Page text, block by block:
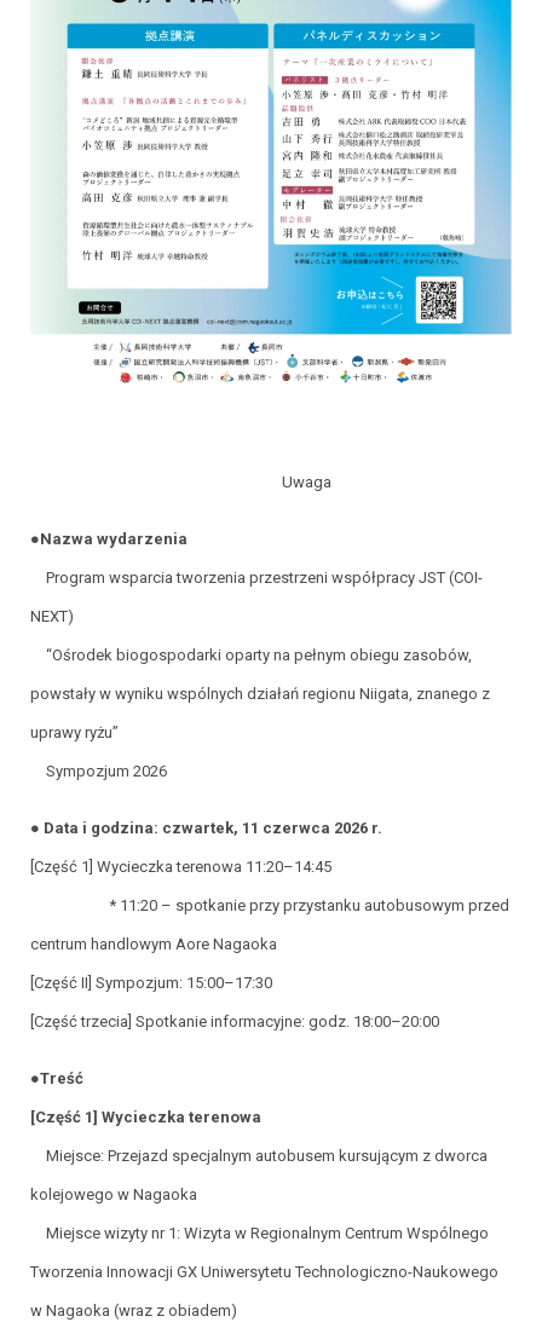
Uwaga
●Nazwa wydarzenia
Program wsparcia tworzenia przestrzeni współpracy JST (COI-
NEXT)
“Ośrodek biogospodarki oparty na pełnym obiegu zasobów,
powstały w wyniku wspólnych działań regionu Niigata, znanego z
uprawy ryżu”
Sympozjum 2026
● Data i godzina: czwartek, 11 czerwca 2026 r.
[Część 1] Wycieczka terenowa 11:20–14:45
* 11:20 – spotkanie przy przystanku autobusowym przed
centrum handlowym Aore Nagaoka
[Część II] Sympozjum: 15:00–17:30
[Część trzecia] Spotkanie informacyjne: godz. 18:00–20:00
●Treść
[Część 1] Wycieczka terenowa
Miejsce: Przejazd specjalnym autobusem kursującym z dworca
kolejowego w Nagaoka
Miejsce wizyty nr 1: Wizyta w Regionalnym Centrum Wspólnego
Tworzenia Innowacji GX Uniwersytetu Technologiczno-Naukowego
w Nagaoka (wraz z obiadem)